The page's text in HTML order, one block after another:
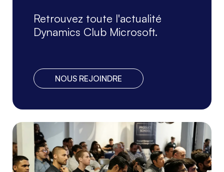
Retrouvez toute l'actualité
Dynamics Club Microsoft.
NOUS REJOINDRE